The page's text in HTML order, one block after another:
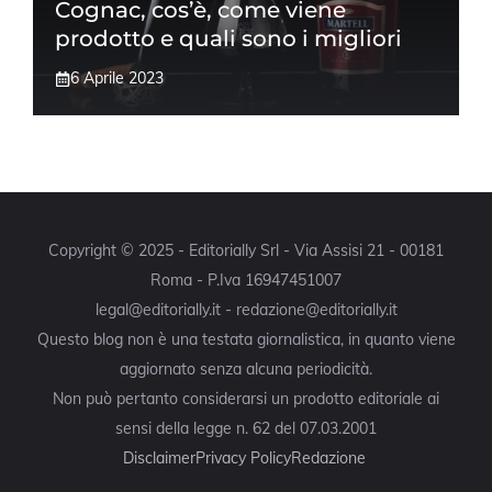
Cognac, cos’è, come viene
prodotto e quali sono i migliori
6 Aprile 2023
Copyright © 2025 - Editorially Srl - Via Assisi 21 - 00181
Roma - P.Iva 16947451007
legal@editorially.it - redazione@editorially.it
Questo blog non è una testata giornalistica, in quanto viene
aggiornato senza alcuna periodicità.
Non può pertanto considerarsi un prodotto editoriale ai
sensi della legge n. 62 del 07.03.2001
DisclaimerPrivacy PolicyRedazione